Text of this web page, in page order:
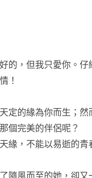
的，但我只愛你。
！
定的緣為你而生；
個完美的伴侶呢？
緣，不能以易逝的青